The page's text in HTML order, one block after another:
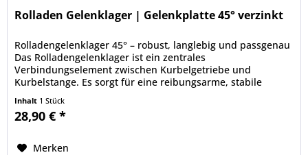
Rolladen Gelenklager | Gelenkplatte 45° verzinkt
Rolladengelenklager 45° – robust, langlebig und passgenau
Das Rolladengelenklager ist ein zentrales
Verbindungselement zwischen Kurbelgetriebe und
Kurbelstange. Es sorgt für eine reibungsarme, stabile
Inhalt 1 Stück
28,90 € *
Merken